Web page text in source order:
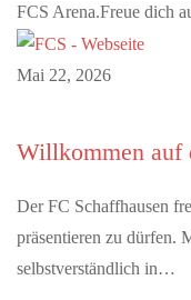
FCS Arena.Freue dich
Mai 22, 2026
Willkommen auf
Der FC Schaffhausen
präsentieren zu dürfen.
selbstverständlich in…